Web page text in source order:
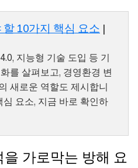
10가지 핵심 요소 |
지능형 기술 도입 등 기
를 살펴보고, 경영환경 변
새로운 역할도 제시합니
요소, 지금 바로 확인하
가로막는 방해 요